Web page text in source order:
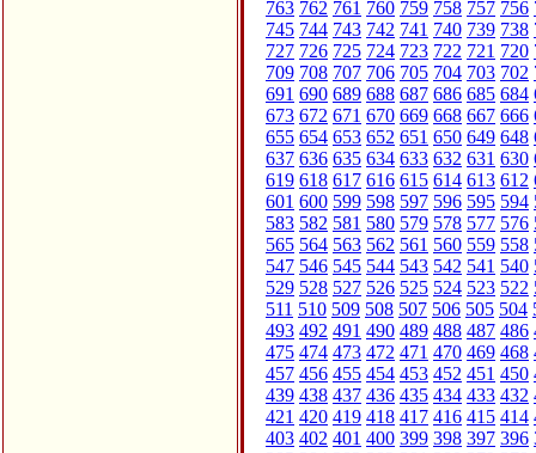
763 762 761 760 759 758 757 756
745 744 743 742 741 740 739 738
727 726 725 724 723 722 721 720
709 708 707 706 705 704 703 702
691 690 689 688 687 686 685 684
673 672 671 670 669 668 667 666
655 654 653 652 651 650 649 648
637 636 635 634 633 632 631 630
619 618 617 616 615 614 613 612
601 600 599 598 597 596 595 594
583 582 581 580 579 578 577 576
565 564 563 562 561 560 559 558
547 546 545 544 543 542 541 540
529 528 527 526 525 524 523 522
511 510 509 508 507 506 505 504
493 492 491 490 489 488 487 486
475 474 473 472 471 470 469 468
457 456 455 454 453 452 451 450
439 438 437 436 435 434 433 432
421 420 419 418 417 416 415 414
403 402 401 400 399 398 397 396